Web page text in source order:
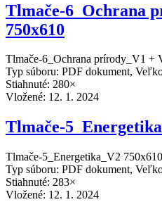
Tlmače-6_Ochrana
750x610
Tlmače-6_Ochrana prírody_V1 +
Typ súboru: PDF dokument,
Stiahnuté: 280×
Vložené: 12. 1. 2024
Tlmače-
Tlmače-5_Energetika_V2
Typ súboru: PDF dokument,
Stiahnuté: 283×
Vložené: 12. 1. 2024